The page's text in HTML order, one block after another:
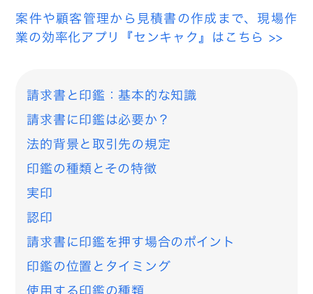
案件や顧客管理から見積書の作成まで、現場作
業の効率化アプリ『センキャク』はこちら >>
請求書と印鑑：基本的な知識
請求書に印鑑は必要か？
法的背景と取引先の規定
印鑑の種類とその特徴
実印
認印
請求書に印鑑を押す場合のポイント
印鑑の位置とタイミング